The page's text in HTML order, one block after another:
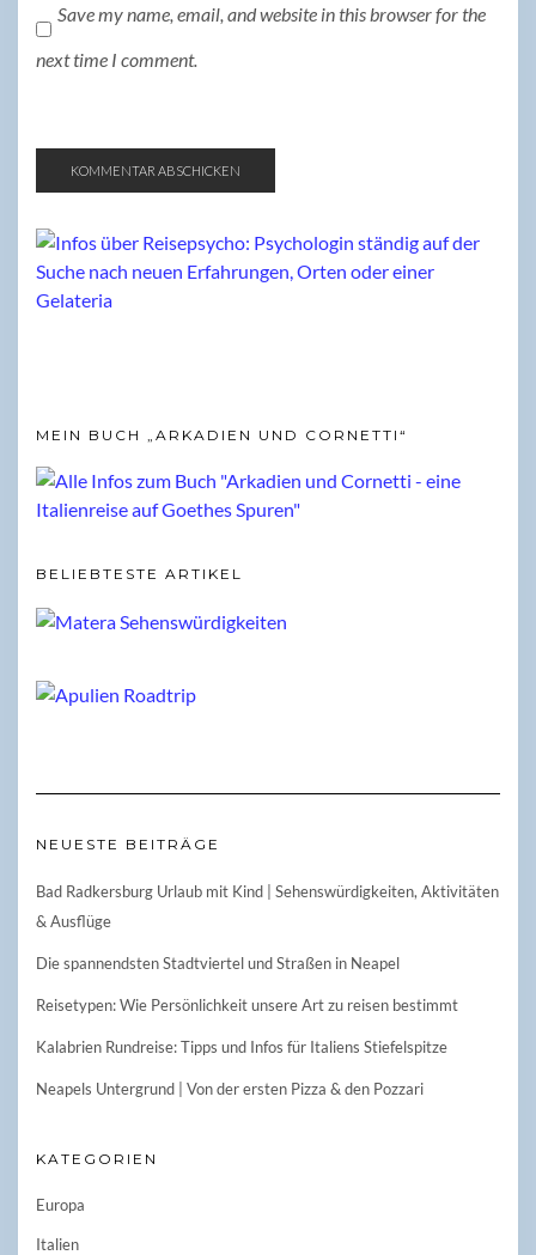
Save my name, email, and website in this browser for the
next time I comment.
MEIN BUCH „ARKADIEN UND CORNETTI“
BELIEBTESTE ARTIKEL
NEUESTE BEITRÄGE
Bad Radkersburg Urlaub mit Kind | Sehenswürdigkeiten, Aktivitäten
& Ausflüge
Die spannendsten Stadtviertel und Straßen in Neapel
Reisetypen: Wie Persönlichkeit unsere Art zu reisen bestimmt
Kalabrien Rundreise: Tipps und Infos für Italiens Stiefelspitze
Neapels Untergrund | Von der ersten Pizza & den Pozzari
KATEGORIEN
Europa
Italien